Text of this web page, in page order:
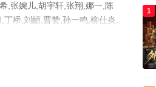
,张婉儿,胡宇轩,张翔,娜一,陈
桥,刘頔,曹赞,孙一鸣,柳仕炎,
30集），手机免费观看高清
1